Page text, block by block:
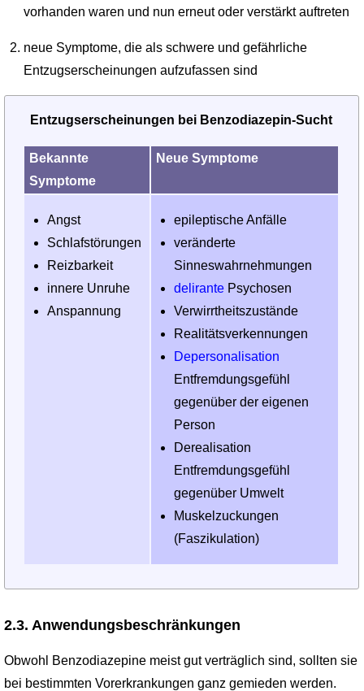
vorhanden waren und nun erneut oder verstärkt auftreten
neue Symptome, die als schwere und gefährliche
Entzugserscheinungen aufzufassen sind
Entzugserscheinungen bei Benzodiazepin-Sucht
Bekannte
Symptome
Neue Symptome
Angst
Schlafstörungen
Reizbarkeit
innere Unruhe
Anspannung
epileptische Anfälle
veränderte
Sinneswahrnehmungen
delirante Psychosen
Verwirrtheitszustände
Realitätsverkennungen
Depersonalisation
Entfremdungsgefühl
gegenüber der eigenen
Person
Derealisation
Entfremdungsgefühl
gegenüber Umwelt
Muskelzuckungen
(Faszikulation)
2.3. Anwendungsbeschränkungen
Obwohl Benzodiazepine meist gut verträglich sind, sollten sie
bei bestimmten Vorerkrankungen ganz gemieden werden.